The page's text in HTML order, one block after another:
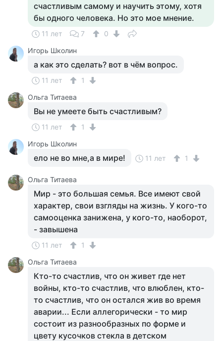
счастливым самому и научить этому, хотя
бы одного человека. Но это мое мнение.
11 лет 7
0
Игорь Школин
а как это сделать? вот в чём вопрос.
11 лет
1
Ольга Титаева
Вы не умеете быть счастливым?
11 лет
1
Игорь Школин
ело не во мне,а в мире! 11 лет 1
Ольга Титаева
Мир - это большая семья. Все имеют свой
характер, свои взгляды на жизнь. У кого-то
самооценка занижена, у кого-то, наоборот,
- завышена
11 лет
1
Ольга Титаева
Кто-то счастлив, что он живет где нет
войны, кто-то счастлив, что влюблен, кто-
то счастлив, что он остался жив во время
аварии... Если аллегорически - то мир
состоит из разнообразных по форме и
цвету кусочков стекла в детском